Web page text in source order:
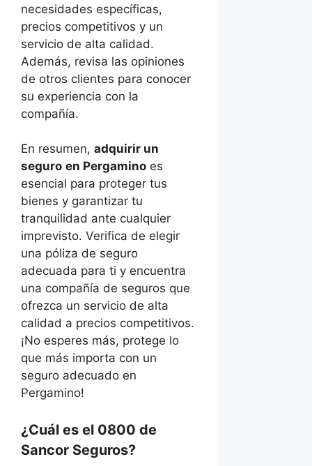
necesidades específicas,
precios competitivos y un
servicio de alta calidad.
Además, revisa las opiniones
de otros clientes para conocer
su experiencia con la
compañía.
En resumen, adquirir un
seguro en Pergamino es
esencial para proteger tus
bienes y garantizar tu
tranquilidad ante cualquier
imprevisto. Verifica de elegir
una póliza de seguro
adecuada para ti y encuentra
una compañía de seguros que
ofrezca un servicio de alta
calidad a precios competitivos.
¡No esperes más, protege lo
que más importa con un
seguro adecuado en
Pergamino!
¿Cuál es el 0800 de
Sancor Seguros?